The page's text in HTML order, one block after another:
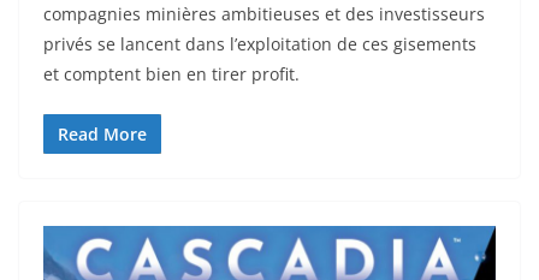
compagnies minières ambitieuses et des investisseurs
privés se lancent dans l’exploitation de ces gisements
et comptent bien en tirer profit.
Read More